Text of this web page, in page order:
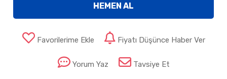
HEMEN AL
Favorilerime Ekle Fiyatı Düşünce Haber Ver
Yorum Yaz Tavsiye Et